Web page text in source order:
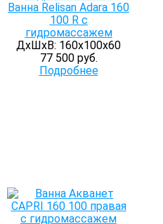
Ванна Relisan Adara 160
100 R с
гидромассажем
ДхШхВ: 160х100х60
77 500 руб.
Подробнее